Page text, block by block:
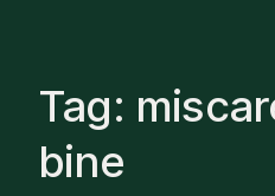
Tag:
bine